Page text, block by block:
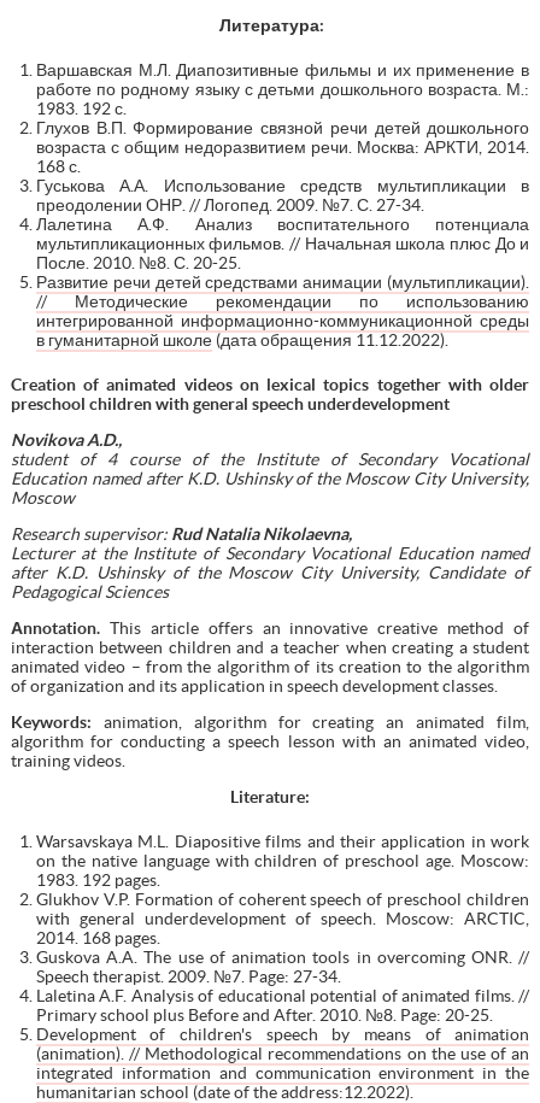
Литература:
Варшавская М.Л. Диапозитивные фильмы и их применение в
работе по родному языку с детьми дошкольного возраста. М.:
1983. 192 с.
Глухов В.П. Формирование связной речи детей дошкольного
возраста с общим недоразвитием речи. Москва: АРКТИ, 2014.
168 с.
Гуськова А.А. Использование средств мультипликации в
преодолении ОНР. // Логопед. 2009. №7. С. 27-34.
Лалетина А.Ф. Анализ воспитательного потенциала
мультипликационных фильмов. // Начальная школа плюс До и
После. 2010. №8. С. 20-25.
Развитие речи детей средствами анимации (мультипликации).
// Методические рекомендации по использованию
интегрированной информационно-коммуникационной среды
в гуманитарной школе(дата обращения 11.12.2022).
Creation of animated videos on lexical topics together with older
preschool children with general speech underdevelopment
Novikova A.D.,
student of 4 course of the Institute of Secondary Vocational
Education named after K.D. Ushinsky of the Moscow City University,
Moscow
Research supervisor: Rud Natalia Nikolaevna,
Lecturer at the Institute of Secondary Vocational Education named
after K.D. Ushinsky of the Moscow City University, Candidate of
Pedagogical Sciences
Аnnotation.This article offers an innovative creative method of
interaction between children and a teacher when creating a student
animated video – from the algorithm of its creation to the algorithm
of organization and its application in speech development classes.
Keywords: animation, algorithm for creating an animated film,
algorithm for conducting a speech lesson with an animated video,
training videos.
Literature:
Warsavskaya M.L. Diapositive films and their application in work
on the native language with children of preschool age. Moscow:
1983. 192 pages.
Glukhov V.P. Formation of coherent speech of preschool children
with general underdevelopment of speech. Moscow: ARCTIC,
2014. 168 pages.
Guskova A.A. The use of animation tools in overcoming ONR. //
Speech therapist. 2009. №7. Page: 27-34.
Laletina A.F. Analysis of educational potential of animated films. //
Primary school plus Before and After. 2010. №8. Page: 20-25.
Development of children's speech by means of animation
(animation). // Methodological recommendations on the use of an
integrated information and communication environment in the
humanitarian school (date of the address:12.2022).